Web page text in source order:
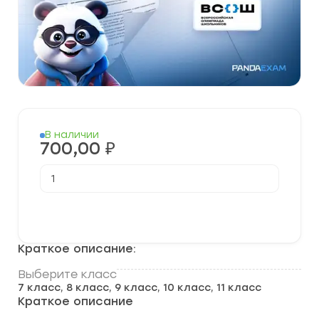
Краткое описание:
Выберите класс
7 класс, 8 класс, 9 класс, 10 класс, 11 класс
Краткое описание
В наличии
700,00 ₽
товара
Биологии
2026
г.
по
Кабардино-